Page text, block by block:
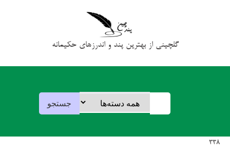
گلچینی از بهترین پند و اندرزهای حکیمانه
338